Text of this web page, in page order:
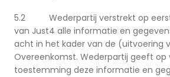
5.2 Wederpartij verstrekt op
van Just4 alle informatie en
acht in het kader van de (uitvoering
Overeenkomst. Wederpartij geeft op
toestemming deze informatie en